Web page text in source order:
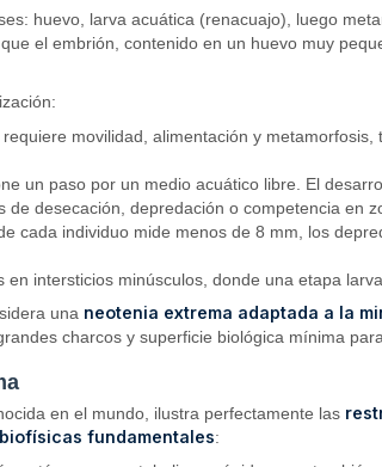
huevo, larva acuática (renacuajo), luego
el embrión, contenido en un huevo muy
movilidad, alimentación y
un paso por un medio acuático libre. El
desecación, depredación o competencia en
cada individuo mide menos de 8 mm, los
en intersticios minúsculos, donde una etapa
una neotenia extrema adaptada a la
charcos y superficie biológica mínima
en el mundo, ilustra perfectamente las
fundamentales: